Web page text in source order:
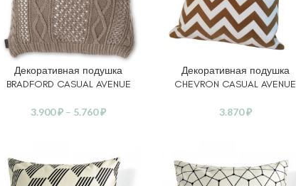
ВЫБЕРИТЕ ПАРАМЕТРЫ
Декоративная подушка
BRADFORD CASUAL AVENUE
3.900₽ – 5.760₽
ВЫБЕРИТЕ ПАРАМЕТРЫ
Декоративная подушка
CHEVRON CASUAL AVENUE
3.870₽